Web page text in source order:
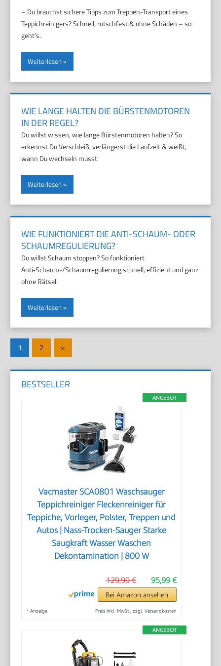
– Du brauchst sichere Tipps zum Treppen-Transport eines
Teppichreinigers? Schnell, rutschfest & ohne Schäden – so
geht’s.
Weiterlesen
WIE LANGE HALTEN DIE BÜRSTENMOTOREN
IN DER REGEL?
Du willst wissen, wie lange Bürstenmotoren halten? So
erkennst Du Verschleiß, verlängerst die Laufzeit & weißt,
wann Du wechseln musst.
Weiterlesen
WIE FUNKTIONIERT DIE ANTI-SCHAUM- ODER
SCHAUMREGULIERUNG?
Du willst Schaum stoppen? So funktioniert
Anti‑Schaum-/Schaumregulierung schnell, effizient und ganz
ohne Rätsel.
Weiterlesen
Seitennummerierung
der
Beiträge
1 2
Nächste
Beiträge
»
BESTSELLER
ANGEBOT
Vacmaster SCA0801 Waschsauger
Teppichreiniger Fleckenreiniger für
Teppiche, Vorleger, Polster, Treppen und
Autos | Nass-Trocken-Sauger Starke
Saugkraft Wasser Waschen
Dekontamination | 800 W
95,99 €
129,99 €
Bei Amazon ansehen
* Anzeige Preis inkl. MwSt., zzgl. Versandkosten
ANGEBOT